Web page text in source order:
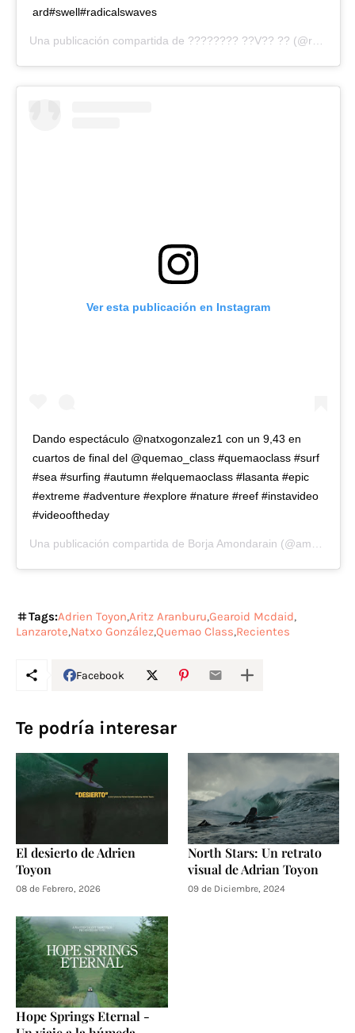
ard#swell#radicalswaves
Una publicación compartida de ???????? ??V?? ?? (@radicals.waves) el
Ver esta publicación en Instagram
Dando espectáculo @natxogonzalez1 con un 9,43 en
cuartos de final del @quemao_class #quemaoclass #surf
#sea #surfing #autumn #elquemaoclass #lasanta #epic
#extreme #adventure #explore #nature #reef #instavideo
#videooftheday
Una publicación compartida de Borja Amondarain (@amondas) el
Tags:Adrien Toyon Aritz Aranburu Gearoid Mcdaid
Lanzarote Natxo GonzálezQuemao Class Recientes
Facebook
Te podría interesar
El desierto de Adrien
Toyon
08 de Febrero, 2026
North Stars: Un retrato
visual de Adrian Toyon
09 de Diciembre, 2024
Hope Springs Eternal -